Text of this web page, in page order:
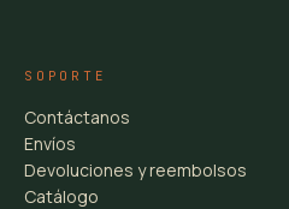
SOPORTE
Contáctanos
Envíos
Devoluciones y reembolsos
Catálogo